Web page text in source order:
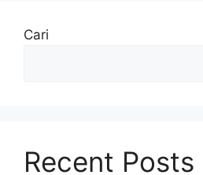
Cari
Recent Posts